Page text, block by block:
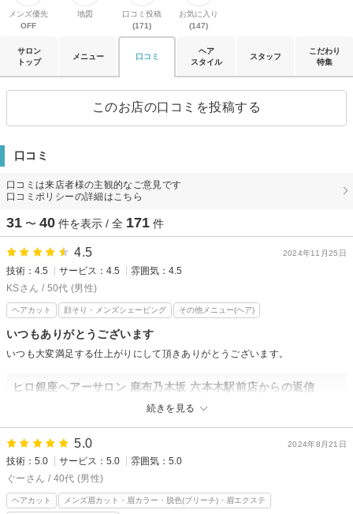
メンズ優先
OFF
地図
口コミ投稿
(171)
お気に入り
(147)
サロン
トップ
メニュー 口コミ
ヘア
スタイル
スタッフ
こだわり
特集
このお店の口コミを投稿する
口コミ
口コミは来店者様の主観的なご意見です
口コミポリシーの詳細はこちら
31 〜 40 件を表示 / 全 171 件
2024年11月25日
4.5
技術：4.5 サービス：4.5
雰囲気：4.5
KSさん / 50代 (男性)
ヘアカット 顔そり・メンズシェービング その他メニュー(ヘア)
いつもありがとうございます
続きを見る
いつも大変満足する仕上がりにして頂きありがとうございます。
ヒロ銀座ヘアーサロン 麻布乃木坂 六本木駅前店からの返信
この度はご満足いただけず申し訳ございません。貴重なご意見を真摯に受
げます。
2024年8月21日
5.0
技術：5.0 サービス：5.0
雰囲気：5.0
ぐーさん / 40代 (男性)
ヘアカット メンズ眉カット・眉カラー・脱色(ブリーチ)・眉エクステ